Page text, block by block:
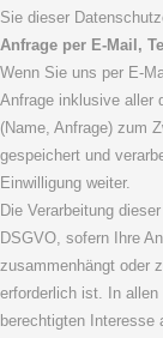
Sie dieser
Anfrage per E-Mail,
Wenn Sie uns per E-
Anfrage inklusive aller
(Name, Anfrage) zum
gespeichert und
Einwilligung weiter.
Die Verarbeitung
DSGVO, sofern Ihre
zusammenhängt oder
erforderlich ist. In allen
berechtigten Interesse